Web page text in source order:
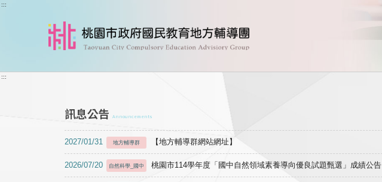
跳到主要內容
:::
:::
訊息公告 Announcements
2027/01/31 地方輔導群 【地方輔導群網站網址】
2026/07/20 自然科學_國中 桃園市114學年度「國中自然領域素養導向優良試題甄選」成績公告